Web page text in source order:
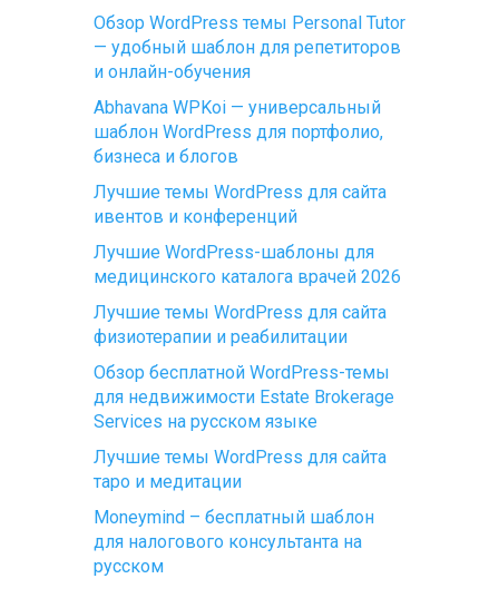
Обзор WordPress темы Personal Tutor
— удобный шаблон для репетиторов
и онлайн-обучения
Abhavana WPKoi — универсальный
шаблон WordPress для портфолио,
бизнеса и блогов
Лучшие темы WordPress для сайта
ивентов и конференций
Лучшие WordPress-шаблоны для
медицинского каталога врачей 2026
Лучшие темы WordPress для сайта
физиотерапии и реабилитации
Обзор бесплатной WordPress-темы
для недвижимости Estate Brokerage
Services на русском языке
Лучшие темы WordPress для сайта
таро и медитации
Moneymind – бесплатный шаблон
для налогового консультанта на
русском